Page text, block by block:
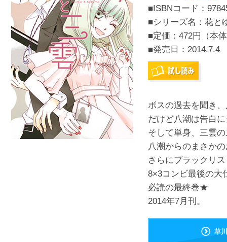
■ISBNコード：
■シリーズ名：花と
■定価：472円（本
■発売日： 2014.7.4
ボスの過去を聞き
だけど八潮は告白
そして単身、三雲
八潮からのまさか
さらにブラックリ
8×3コンビ最後の大
必読の最終巻★
2014年7月刊。
草